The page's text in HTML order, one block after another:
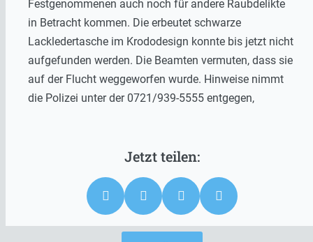
Festgenommenen auch noch für andere Raubdelikte
in Betracht kommen. Die erbeutet schwarze
Lackledertasche im Krododesign konnte bis jetzt nicht
aufgefunden werden. Die Beamten vermuten, dass sie
auf der Flucht weggeworfen wurde. Hinweise nimmt
die Polizei unter der 0721/939-5555 entgegen,